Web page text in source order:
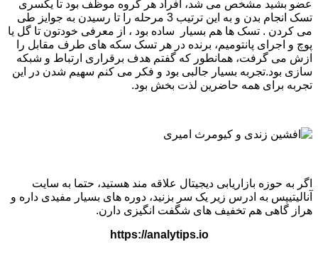
عضو بشید مشخص می شد، افراد هر گروه موظف بود تا یکسری
تسک انجام بدن و به این ترتیب 3 مرحله را تا رسیدن به جوایز طی
می کردن . تسک ها هم بسیار ساده بود ، از معرفی خودتون تا گل یا
پوچ و اجرای پانتومیم، برنده در هر تسک سکه های طرف مقابل را
ازش می گرفت، همانطور که گفتم هدف برقراری ارتباط و شبکه
سازی بود.تجربه بسیار جالبی بود و فکر می کنم سهیم شدن در این
تجربه برای همه حاضرین لذت بخش بود.
اگر به حوزه بازاریابی دیجیتال علاقه مند هستید، حتما به سایت
آنالیتیپس به ادرس زیر یک سر بزنید، دوره های بسیار مفیدی داره و
هراز گاهی هم تخفیف های شگفت انگیزی دارن.
https://analytips.io